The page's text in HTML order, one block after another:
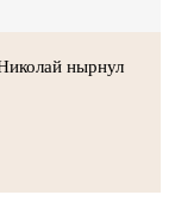
нырнул